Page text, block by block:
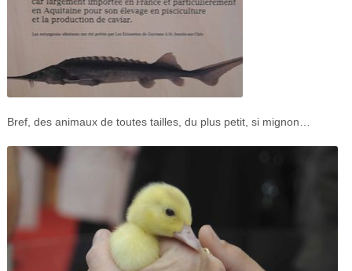
Bref, des animaux de toutes tailles, du plus petit, si mignon…